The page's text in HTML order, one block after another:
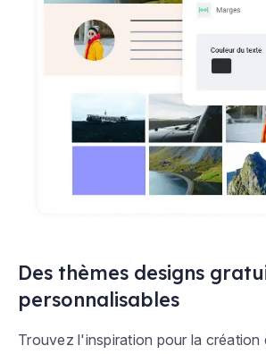
Des thèmes designs
personnalisables
Trouvez l'inspiration pour la création